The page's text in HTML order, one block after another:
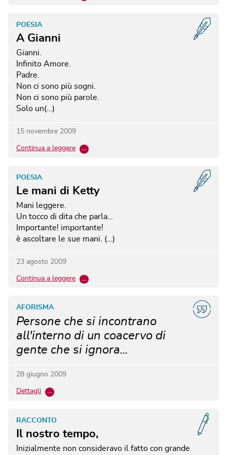
A Gianni
POESIA
Gianni.
Infinito Amore.
Padre.
Non ci sono più sogni.
Non ci sono più parole.
Solo un(…)
15 novembre 2009
Continua a leggere …
Le mani di Ketty
POESIA
Mani leggere.
Un tocco di dita che parla…
Importante! importante!
è ascoltare le sue mani. (…)
23 agosto 2009
Continua a leggere …
Persone che si incontrano
all'interno di un coacervo di
gente che si ignora...
AFORISMA
28 giugno 2009
Dettagli …
Il nostro tempo,
RACCONTO
Inizialmente non consideravo il fatto con grande